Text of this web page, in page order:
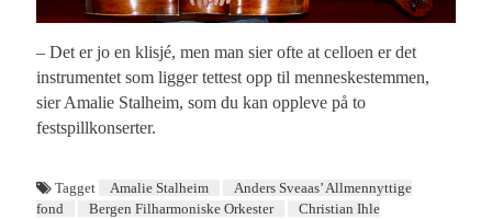
– Det er jo en klisjé, men man sier ofte at celloen er det
instrumentet som ligger tettest opp til menneskestemmen,
sier Amalie Stalheim, som du kan oppleve på to
festspillkonserter.
Tagget Amalie Stalheim
Anders Sveaas’ Allmennyttige
fond
Bergen Filharmoniske Orkester
Christian Ihle